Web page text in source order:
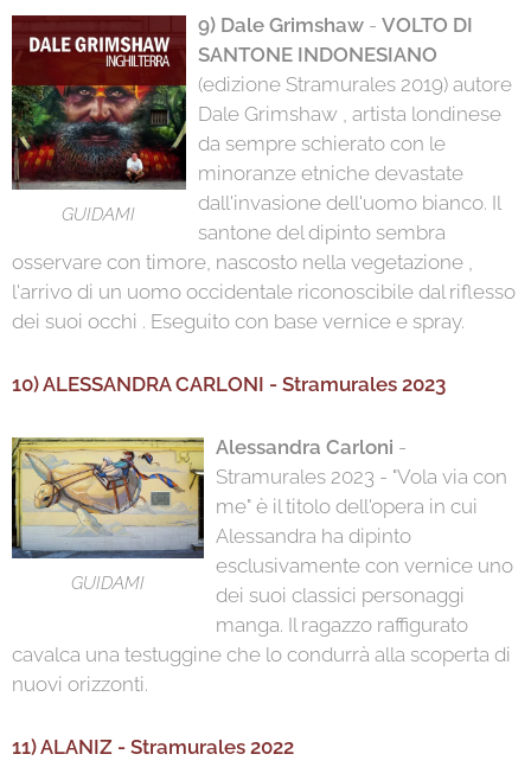
GUIDAMI
9) Dale Grimshaw- VOLTO DI
SANTONE INDONESIANO
(edizione Stramurales 2019) autore
Dale Grimshaw , artista londinese
da sempre schierato con le
minoranze etniche devastate
dall'invasione dell'uomo bianco. Il
santone del dipinto sembra
osservare con timore, nascosto nella vegetazione ,
l'arrivo di un uomo occidentale riconoscibile dal riflesso
dei suoi occhi . Eseguito con base vernice e spray.
10) ALESSANDRA CARLONI - Stramurales 2023
GUIDAMI
Alessandra Carloni -
Stramurales 2023 - "Vola via con
me" è il titolo dell'opera in cui
Alessandra ha dipinto
esclusivamente con vernice uno
dei suoi classici personaggi
manga. Il ragazzo raffigurato
cavalca una testuggine che lo condurrà alla scoperta di
nuovi orizzonti.
11) ALANIZ - Stramurales 2022